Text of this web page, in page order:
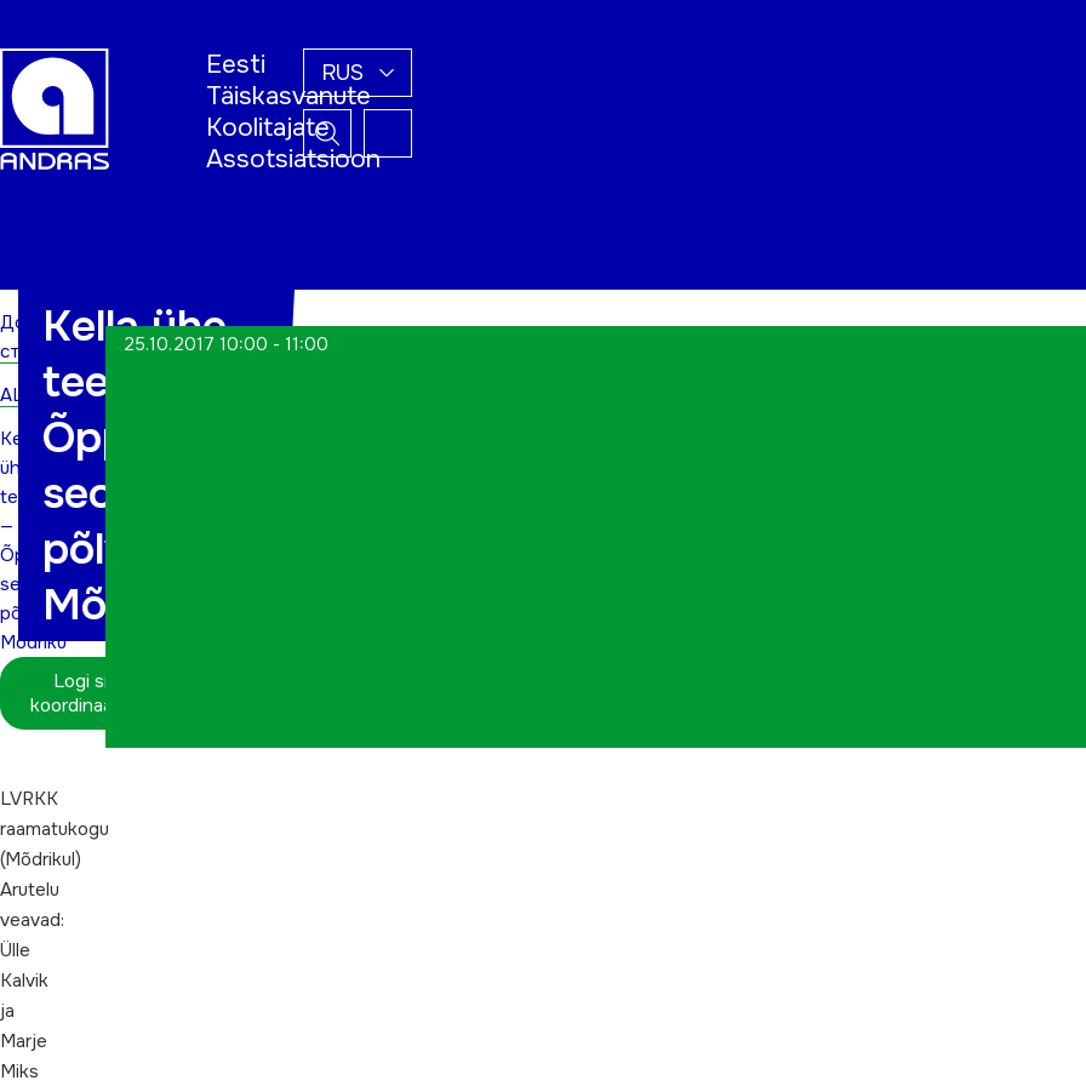
Eesti
Täiskasvanute
Koolitajate
Assotsiatsioon
RUS
Домашняя
страница
ALWs
Kella
ühe
tee
—
Õppimine
seob
põlvkondi,
Mõdriku
Logi sisse
koordinaatorina
Kella ühe
tee —
Õppimine
seob
põlvkondi,
Mõdriku
25.10.2017 10:00 - 11:00
LVRKK
raamatukogu
(Mõdrikul)
Arutelu
veavad:
Ülle
Kalvik
ja
Marje
Miks